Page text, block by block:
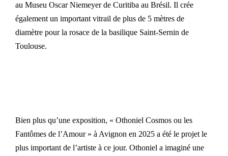
au Museu Oscar Niemeyer de Curitiba au Brésil. Il crée
également un important vitrail de plus de 5 mètres de
diamètre pour la rosace de la basilique Saint-Sernin de
Toulouse.
Bien plus qu’une exposition, « Othoniel Cosmos ou les
Fantômes de l’Amour » à Avignon en 2025 a été le projet le
plus important de l’artiste à ce jour. Othoniel a imaginé une